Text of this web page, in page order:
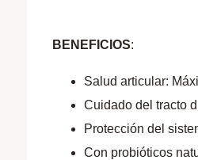
BENEFICIOS:
Salud articular:
Cuidado del tracto
Protección del
Con probióticos